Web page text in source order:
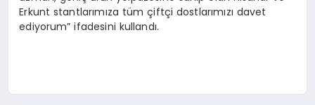
Erkunt stantlarımıza tüm çiftçi dostlarımızı davet
ediyorum” ifadesini kullandı.